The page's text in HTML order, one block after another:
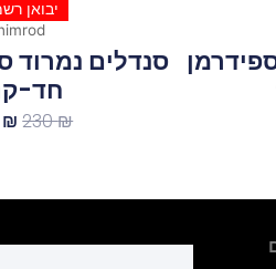
יבואן
סנדלים נמרוד
חד-
230₪
₪